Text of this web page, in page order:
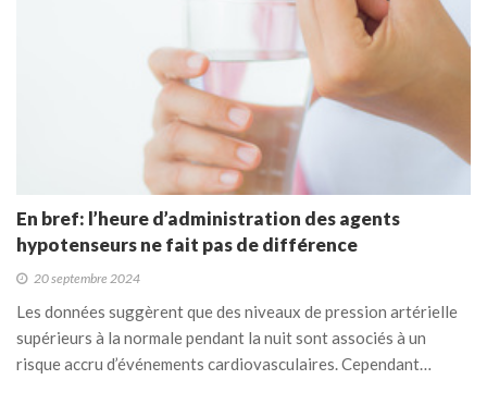
En bref: l’heure d’administration des agents
hypotenseurs ne fait pas de différence
20 septembre 2024
Les données suggèrent que des niveaux de pression artérielle
supérieurs à la normale pendant la nuit sont associés à un
risque accru d’événements cardiovasculaires. Cependant…